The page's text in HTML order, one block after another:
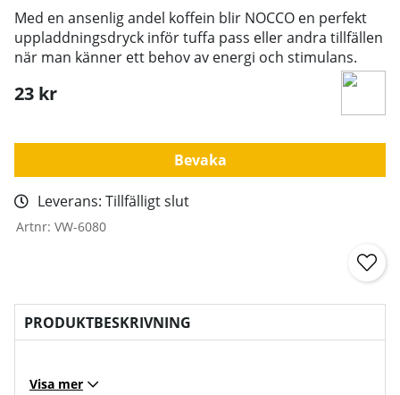
Med en ansenlig andel koffein blir NOCCO en perfekt
uppladdningsdryck inför tuffa pass eller andra tillfällen
när man känner ett behov av energi och stimulans.
23 kr
Bevaka
Leverans: Tillfälligt slut
Artnr: VW-6080
PRODUKTBESKRIVNING
Visa mer